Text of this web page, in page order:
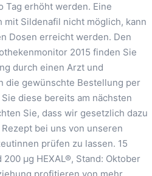
Tag erhöht werden. Eine
mit Sildenafil nicht möglich, kann
Dosen erreicht werden. Den
2015 finden Sie
durch einen Arzt und
die gewünschte Bestellung per
diese bereits am nächsten
Sie, dass wir gesetzlich dazu
bei uns von unseren
prüfen zu lassen. 15
μg HEXAL®, Stand: Oktober